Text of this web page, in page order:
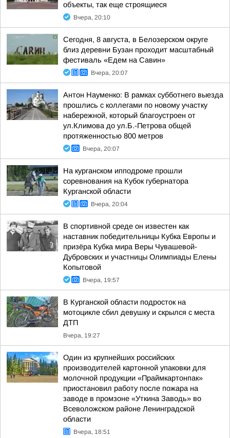
объекты, так еще строящиеся
Вчера, 20:10
Сегодня, 8 августа, в Белозерском округе
близ деревни Бузан проходит масштабный
фестиваль «Едем на Савин»
Вчера, 20:07
Антон Науменко: В рамках субботнего выезда
прошлись с коллегами по новому участку
набережной, который благоустроен от
ул.Климова до ул.Б.-Петрова общей
протяженностью 800 метров
Вчера, 20:07
На курганском ипподроме прошли
соревнования на Кубок губернатора
Курганской области
Вчера, 20:04
В спортивной среде он известен как
наставник победительницы Кубка Европы и
призёра Кубка мира Веры Чувашевой-
Дубровских и участницы Олимпиады Елены
Копытовой
Вчера, 19:57
В Курганской области подросток на
мотоцикле сбил девушку и скрылся с места
ДТП
Вчера, 19:27
Один из крупнейших российских
производителей картонной упаковки для
молочной продукции «Праймкартонпак»
приостановил работу после пожара на
заводе в промзоне «Уткина Заводь» во
Всеволожском районе Ленинградской
области
Вчера, 18:51